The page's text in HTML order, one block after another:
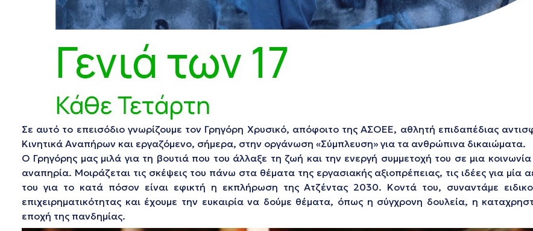
Σε αυτό το επεισόδιο γνωρίζουμε τον Γρηγόρη Χρυσικό, απόφοιτο της ΑΣΟΕΕ, αθλητή επιδαπέδιας
Κινητικά Αναπήρων και εργαζόμενο, σήμερα, στην οργάνωση «Σύμπλευση» για τα ανθρώπινα δικαιώματα.
Ο Γρηγόρης μας μιλά για τη βουτιά που του άλλαξε τη ζωή και την ενεργή συμμετοχή του σε μια
αναπηρία. Μοιράζεται τις σκέψεις του πάνω στα θέματα της εργασιακής αξιοπρέπειας, τις ιδέες για μία
του για το κατά πόσον είναι εφικτή η εκπλήρωση της Ατζέντας 2030. Κοντά του, συναντάμε
επιχειρηματικότητας και έχουμε την ευκαιρία να δούμε θέματα, όπως η σύγχρονη δουλεία, η
εποχή της πανδημίας.